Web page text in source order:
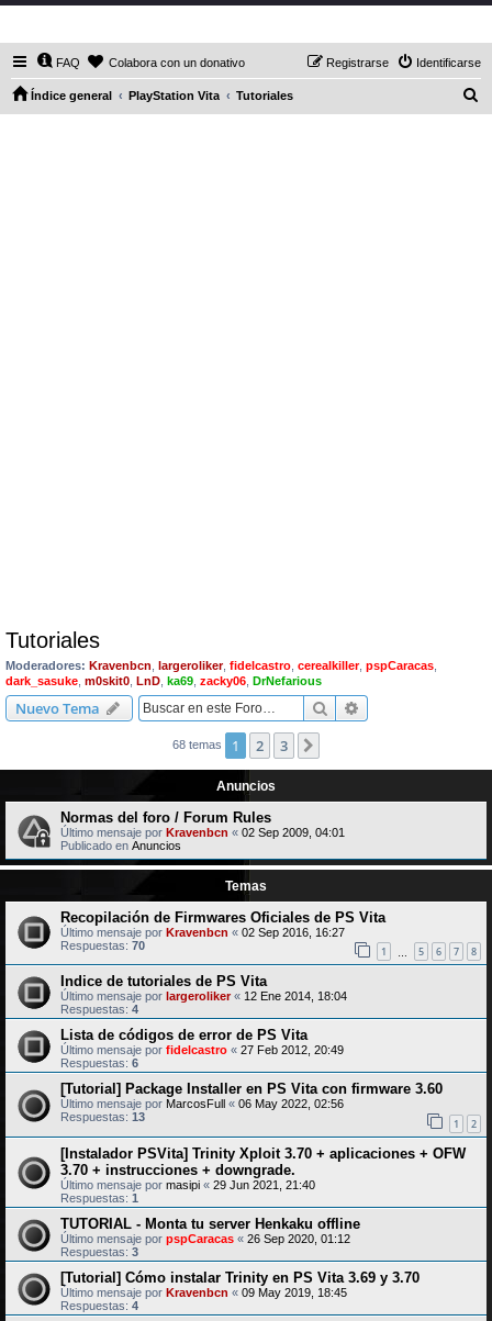
FAQ Colabora con un donativo Identificarse
Registrarse
Índice general PlayStation Vita Tutoriales
Tutoriales
Moderadores: Kravenbcn largeroliker, fidelcastro cerealkiller, pspCaracas
dark_sasuke m0skit0 LnD ka69 zacky06 DrNefarious
Nuevo Tema Buscar
68 temas 1 2 3
Anuncios
Normas del foro / Forum Rules
Último mensaje por Kravenbcn « 02 Sep 2009, 04:01
Publicado en Anuncios
Temas
Recopilación de Firmwares Oficiales de PS Vita
Último mensaje por Kravenbcn « 02 Sep 2016, 16:27
Respuestas: 70 1 5 6 7 8
Indice de tutoriales de PS Vita
Último mensaje por largeroliker« 12 Ene 2014, 18:04
Respuestas: 4
Lista de códigos de error de PS Vita
Último mensaje por fidelcastro « 27 Feb 2012, 20:49
Respuestas: 6
[Tutorial] Package Installer en PS Vita con firmware 3.60
Último mensaje por MarcosFull « 06 May 2022, 02:56
Respuestas: 13 1 2
[Instalador PSVita] Trinity Xploit 3.70 + aplicaciones + OFW
3.70 + instrucciones + downgrade.
Último mensaje por masipi « 29 Jun 2021, 21:40
Respuestas: 1
TUTORIAL - Monta tu server Henkaku offline
Último mensaje por pspCaracas « 26 Sep 2020, 01:12
Respuestas: 3
[Tutorial] Cómo instalar Trinity en PS Vita 3.69 y 3.70
Último mensaje por Kravenbcn « 09 May 2019, 18:45
Respuestas: 4